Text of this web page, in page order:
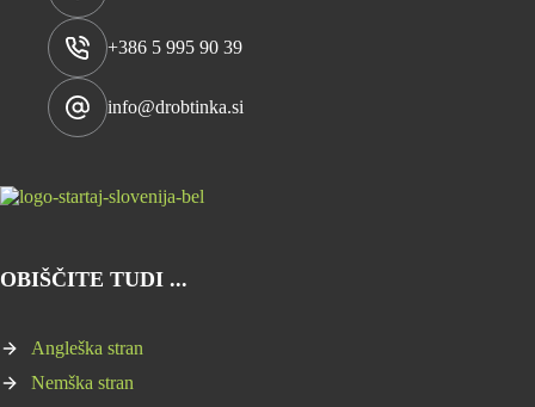
+386 5 995 90 39
info@drobtinka.si
OBIŠČITE TUDI ...
Angleška stran
Nemška stran